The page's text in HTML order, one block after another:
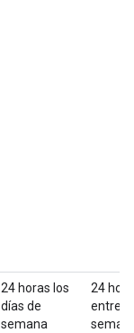
24 horas los
días de
semana
24
entre